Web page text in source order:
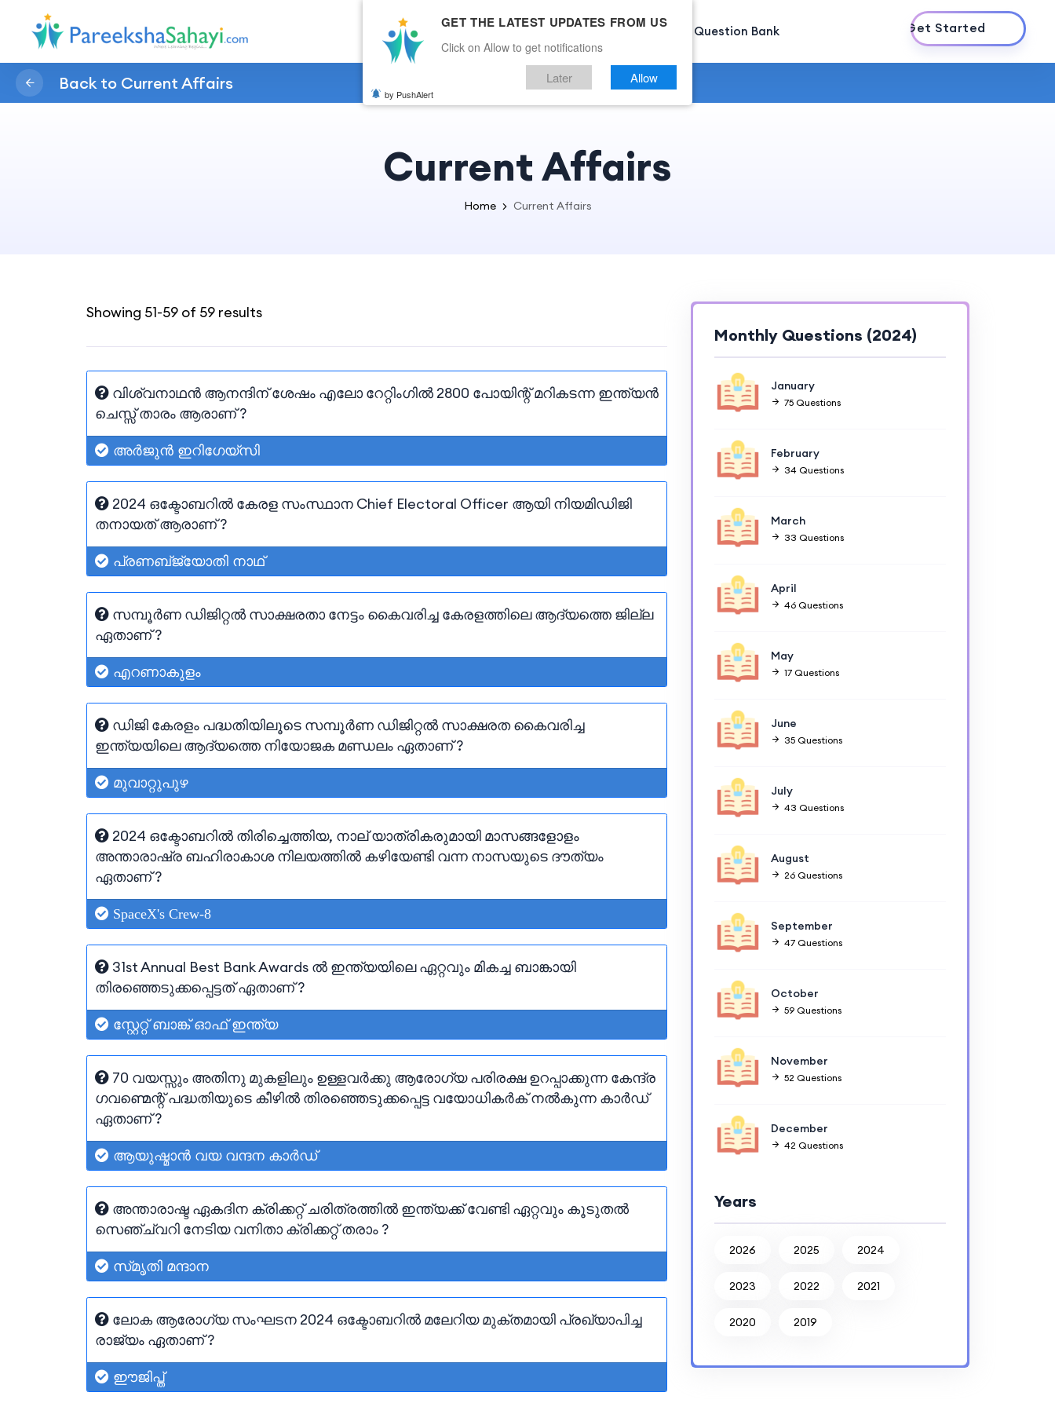
Home Current Affairs Categories Mock Test Question Bank Get Started
Back to Current Affairs
Current Affairs
Home Current Affairs
Showing 51-59 of 59 results
വിശ്വനാഥൻ ആനന്ദിന് ശേഷം എലോ റേറ്റിംഗിൽ 2800 പോയിന്റ് മറികടന്ന ഇന്ത്യൻ
ചെസ്സ് താരം ആരാണ് ?
അർജുൻ ഇറിഗേയ്‌സി
2024 ഒക്ടോബറിൽ കേരള സംസ്ഥാന Chief Electoral Officer ആയി നിയമിഡിജി
തനായത് ആരാണ് ?
പ്രണബ്‌ജ്യോതി നാഥ്
സമ്പൂർണ ഡിജിറ്റൽ സാക്ഷരതാ നേട്ടം കൈവരിച്ച കേരളത്തിലെ ആദ്യത്തെ ജില്ല
ഏതാണ് ?
എറണാകുളം
ഡിജി കേരളം പദ്ധതിയിലൂടെ സമ്പൂർണ ഡിജിറ്റൽ സാക്ഷരത കൈവരിച്ച
ഇന്ത്യയിലെ ആദ്യത്തെ നിയോജക മണ്ഡലം ഏതാണ് ?
മുവാറ്റുപുഴ
2024 ഒക്ടോബറിൽ തിരിച്ചെത്തിയ, നാല് യാത്രികരുമായി മാസങ്ങളോളം
അന്താരാഷ്ര ബഹിരാകാശ നിലയത്തിൽ കഴിയേണ്ടി വന്ന നാസയുടെ ദൗത്യം
ഏതാണ് ?
SpaceX's Crew-8
31st Annual Best Bank Awards ൽ ഇന്ത്യയിലെ ഏറ്റവും മികച്ച ബാങ്കായി
തിരഞ്ഞെടുക്കപ്പെട്ടത് ഏതാണ് ?
സ്റ്റേറ്റ് ബാങ്ക് ഓഫ് ഇന്ത്യ
70 വയസ്സും അതിനു മുകളിലും ഉള്ളവർക്കു ആരോഗ്യ പരിരക്ഷ ഉറപ്പാക്കുന്ന കേന്ദ്ര
ഗവണ്മെന്റ് പദ്ധതിയുടെ കീഴിൽ തിരഞ്ഞെടുക്കപ്പെട്ട വയോധികർക് നൽകുന്ന കാർഡ്
ഏതാണ് ?
ആയുഷ്മാൻ വയ വന്ദന കാർഡ്
അന്താരാഷ്ട ഏകദിന ക്രിക്കറ്റ് ചരിത്രത്തിൽ ഇന്ത്യക്ക് വേണ്ടി ഏറ്റവും കൂടുതൽ
സെഞ്ച്വറി നേടിയ വനിതാ ക്രിക്കറ്റ് തരാം ?
സ്‌മൃതി മന്ദാന
ലോക ആരോഗ്യ സംഘടന 2024 ഒക്ടോബറിൽ മലേറിയ മുക്തമായി പ്രഖ്യാപിച്ച
രാജ്യം ഏതാണ് ?
ഈജിപ്ത്
Monthly Questions (2024)
January
75 Questions
February
34 Questions
March
33 Questions
April
46 Questions
May
17 Questions
June
35 Questions
July
43 Questions
August
26 Questions
September
47 Questions
October
59 Questions
November
52 Questions
December
42 Questions
Years
2026 2025 2024
2023 2022 2021
2020 2019
GET THE LATEST UPDATES FROM US
Click on Allow to get notifications
Later Allow
by PushAlert